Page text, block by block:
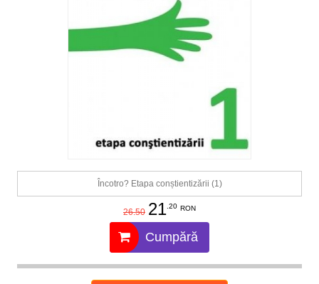
Încotro? Etapa conștientizării (1)
26.50 21.20 RON
Cumpără